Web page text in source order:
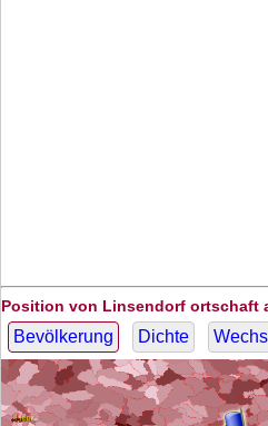
Position von Linsendorf ortschaft
Bevölkerung Dichte